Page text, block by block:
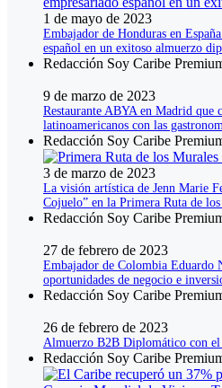
1 de mayo de 2023
Embajador de Honduras en
español en un exitoso almuerzo
Redacción Soy Caribe
9 de marzo de 2023
Restaurante ABYA en Madrid que
latinoamericanos con las
Redacción Soy Caribe
3 de marzo de 2023
La visión artística de Jenn Marie
Cojuelo” en la Primera Ruta de
Redacción Soy Caribe
27 de febrero de 2023
Embajador de Colombia Eduardo
oportunidades de negocio e
Redacción Soy Caribe
26 de febrero de 2023
Almuerzo B2B Diplomático con
Redacción Soy Caribe